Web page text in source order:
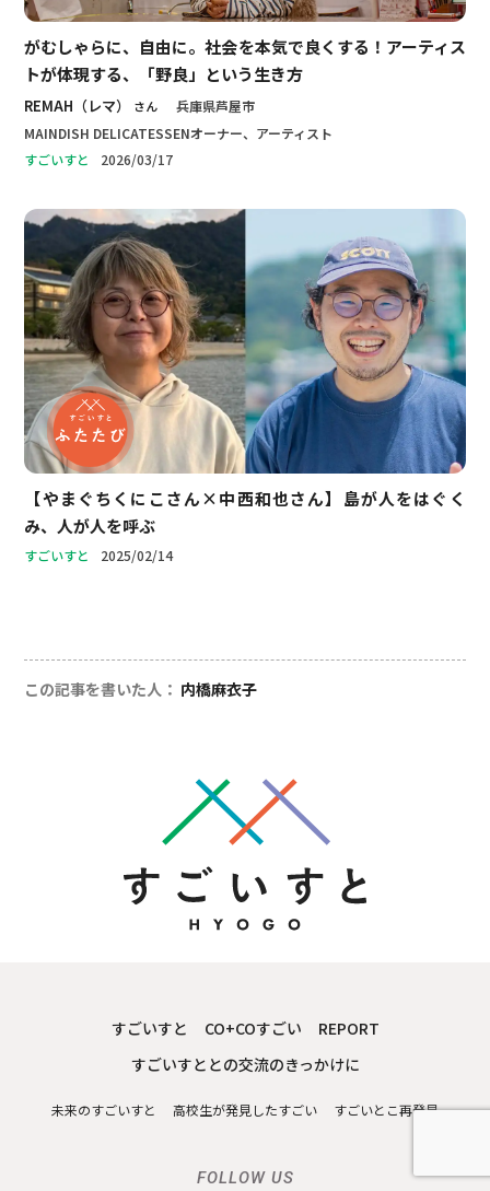
がむしゃらに、自由に。社会を本気で良くする！アーティス
トが体現する、「野良」という生き方
REMAH（レマ）
兵庫県芦屋市
MAINDISH DELICATESSENオーナー、アーティスト
2026/03/17
【やまぐちくにこさん×中西和也さん】島が人をはぐく
み、人が人を呼ぶ
2025/02/14
この記事を書いた⼈ 内橋麻衣子
すごいすと CO+COすごい
REPORT
すごいすととの交流のきっかけに
未来のすごいすと 高校生が発見したすごい すごいとこ再発見
FOLLOW US